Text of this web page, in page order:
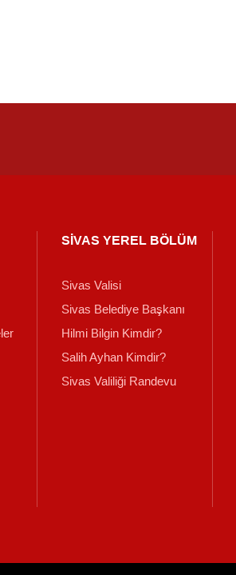
SİVAS YEREL BÖLÜM
Sivas Valisi
Sivas Belediye Başkanı
Hilmi Bilgin Kimdir?
Salih Ayhan Kimdir?
Sivas Valiliği Randevu